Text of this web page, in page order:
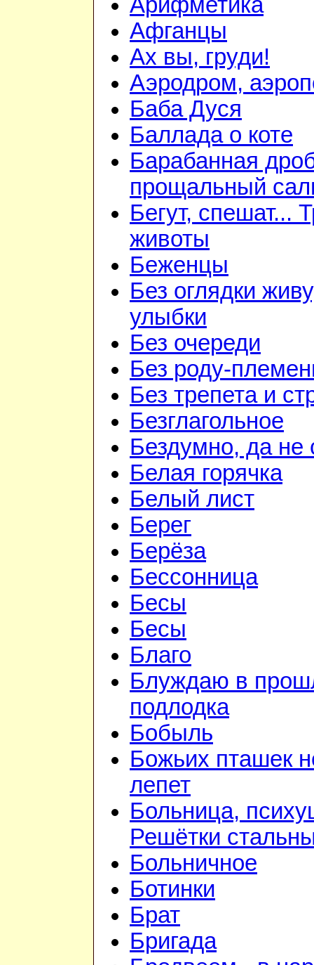
Арифметика
Афганцы
Ах вы, груди!
Аэродром,
Баба Дуся
Баллада о коте
Барабанная
прощальный
Бегут, спешат...
животы
Беженцы
Без оглядки
улыбки
Без очереди
Без роду-
Без трепета и
Безглагольное
Бездумно, да не
Белая горячка
Белый лист
Берег
Берёза
Бессонница
Бесы
Бесы
Благо
Блуждаю в
подлодка
Бобыль
Божьих пташек
лепет
Больница,
Решётки
Больничное
Ботинки
Брат
Бригада